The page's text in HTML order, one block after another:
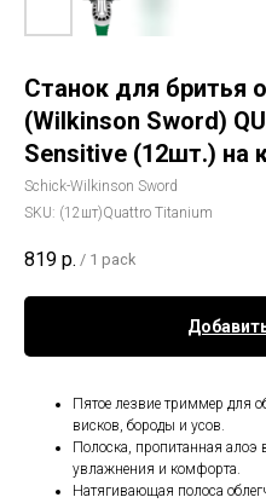
Станок для бритья
(Wilkinson Sword)
Sensitive (12шт.) на
Schick-Wilkinson Sword
SKU: (12шт)Quattro Titanium
819 р. / 1 pack
Пятое лезвие триммер для
висков, бороды и усов.
Полоска, пропитанная алоэ
увлажнения и комфорта.
Натягивающая полоса